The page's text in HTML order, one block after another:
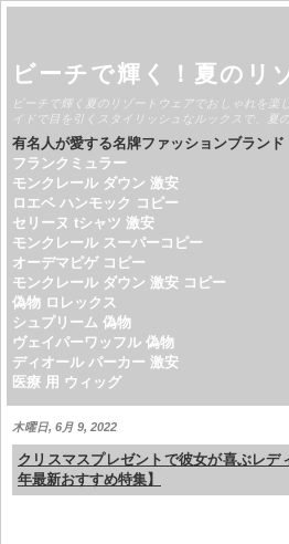
ビーチで輝く！夏のリ
ビーチで輝く夏のリゾートウェアでおしゃれを
イドで目を引くスタイリッシュなルックスで、夏
有名人が愛する名牌ファッションブランド
フランクミュラー
モンクレール ダウン 激安
ロエベ ハンモック コピー
セリーヌ tシャツ 激安
モンクレール スーパーコピー
オーデマピゲ コピー
モンクレール ダウン 激安 コピー
偽物 ロレックス
シュプリーム 偽物
ヴェイパーワッフル 偽物
ディオール パーカー 激安
医療 用 ウィッグ
木曜日, 6月 9, 2022
クリスマスプレゼントで彼女が喜ぶレ
年最新おすすめ特集】